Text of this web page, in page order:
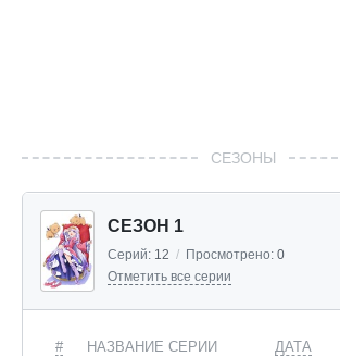
СЕЗОНЫ
СЕЗОН 1
Серий: 12 / Просмотрено: 0
Отметить все серии
# НАЗВАНИЕ СЕРИИ ДАТА